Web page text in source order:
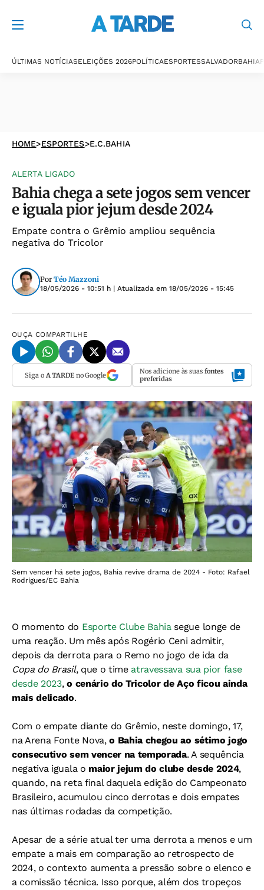
ÚLTIMAS NOTÍCIASELEIÇÕES 2026POLÍTICAESPORTESSALVADORBAHIA
HOME>ESPORTES>E.C.BAHIA
ALERTA LIGADO
Bahia chega a sete jogos sem vencer
e iguala pior jejum desde 2024
Empate contra o Grêmio ampliou sequência
negativa do Tricolor
Por Téo Mazzoni
18/05/2026 - 10:51 h | Atualizada em 18/05/2026 - 15:45
OUÇA COMPARTILHE
Siga o A TARDEno Google Nos adicione às suas fontes
preferidas
Sem vencer há sete jogos, Bahia revive drama de 2024 - Foto: Rafael
Rodrigues/EC Bahia
O momento do Esporte Clube Bahiasegue longe de
uma reação. Um mês após Rogério Ceni admitir,
depois da derrota para o Remo no jogo de ida da
Copa do Brasil, que o time atravessava sua pior fase
desde 2023,o cenário do Tricolor de Aço ficou ainda
mais delicado.
Com o empate diante do Grêmio, neste domingo, 17,
na Arena Fonte Nova,o Bahia chegou ao sétimo jogo
consecutivo sem vencer na temporada. A sequência
negativa iguala o maior jejum do clube desde 2024,
quando, na reta final daquela edição do Campeonato
Brasileiro, acumulou cinco derrotas e dois empates
nas últimas rodadas da competição.
Apesar de a série atual ter uma derrota a menos e um
empate a mais em comparação ao retrospecto de
2024, o contexto aumenta a pressão sobre o elenco e
a comissão técnica. Isso porque, além dos tropeços